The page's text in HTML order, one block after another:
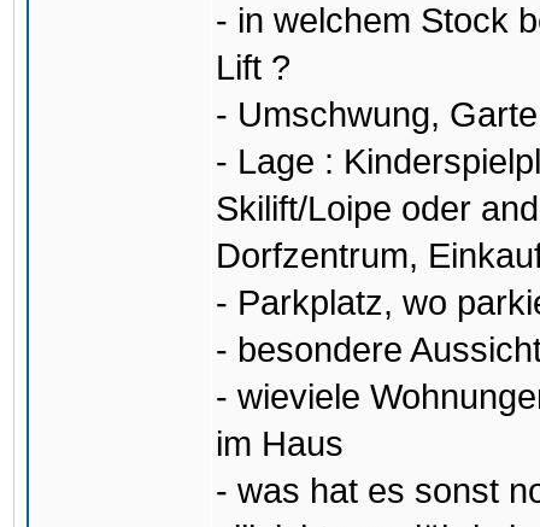
- in welchem Stock
Lift ?
- Umschwung,
- Lage :
Skilift/Loipe oder
Dorfzentrum,
- Parkplatz, wo
- besondere
- wieviele
im Haus
- was hat es sonst